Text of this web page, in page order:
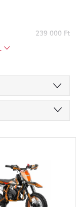
239 000 Ft